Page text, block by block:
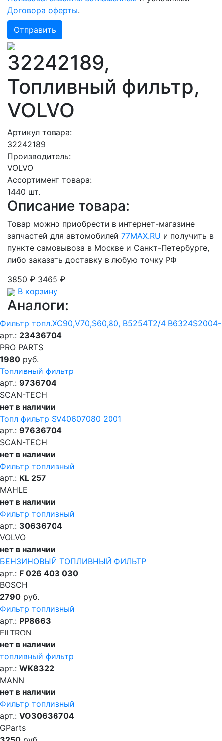
Договора оферты.
32242189,
Топливный фильтр,
VOLVO
Артикул товара:
32242189
Производитель:
VOLVO
Ассортимент товара:
1440 шт.
Описание товара:
Товар можно приобрести в интернет-магазине
запчастей для автомобилей 77MAX.RU и получить в
пункте самовывоза в Москве и Санкт-Петербурге,
либо заказать доставку в любую точку РФ
3850 ₽ 3465 ₽
В корзину
Аналоги:
Фильтр топл.XC90,V70,S60,80, B5254T2/4 B6324S2004-
арт.: 23436704
PRO PARTS
1980 руб.
Топливный фильтр
арт.: 9736704
SCAN-TECH
нет в наличии
Топл фильтр SV40607080 2001
арт.: 97636704
SCAN-TECH
нет в наличии
Фильтр топливный
арт.: KL 257
MAHLE
нет в наличии
Фильтр топливный
арт.: 30636704
VOLVO
нет в наличии
БЕНЗИНОВЫЙ ТОПЛИВНЫЙ ФИЛЬТР
арт.: F 026 403 030
BOSCH
2790 руб.
Фильтр топливный
арт.: PP8663
FILTRON
нет в наличии
топливный фильтр
арт.: WK8322
MANN
нет в наличии
Фильтр топливный
арт.: VO30636704
GParts